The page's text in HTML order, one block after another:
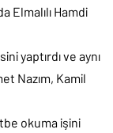
Elmalılı Hamdi
yaptırdı ve aynı
Nazım, Kamil
okuma işini